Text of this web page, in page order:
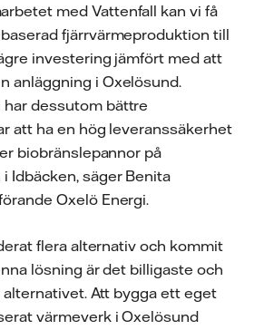
med Vattenfall kan vi få
fjärrvärmeproduktion till
investering jämfört med att
anläggning i Oxelösund.
dessutom bättre
att ha en hög leveranssäkerhet
biobränslepannor på
Idbäcken, säger Benita
Oxelö Energi.
flera alternativ och kommit
lösning är det billigaste och
alternativet. Att bygga ett eget
värmeverk i Oxelösund